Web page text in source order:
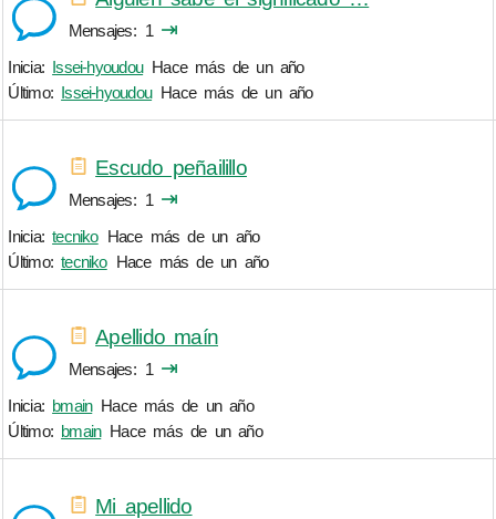
Mensajes 1 ⇥
Inicia: Issei-hyoudou Hace más de un año
Último: Issei-hyoudou Hace más de un año
Escudo peñailillo
Mensajes 1 ⇥
Inicia:tecniko Hace más de un año
Último:tecniko Hace más de un año
Apellido maín
Mensajes 1 ⇥
Inicia: bmain Hace más de un año
Último: bmain Hace más de un año
Mi apellido